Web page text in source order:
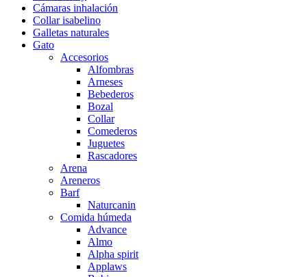
Cámaras inhalación
Collar isabelino
Galletas naturales
Gato
Accesorios
Alfombras
Arneses
Bebederos
Bozal
Collar
Comederos
Juguetes
Rascadores
Arena
Areneros
Barf
Naturcanin
Comida húmeda
Advance
Almo
Alpha spirit
Applaws